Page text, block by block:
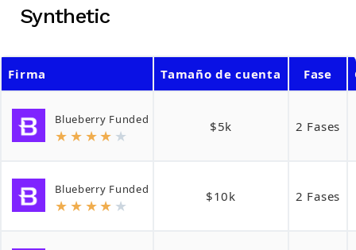
Synthetic
Firma Tamaño de cuenta Fase
Blueberry Funded
★ ★ ★★ ★ $5k 2 Fases
Blueberry Funded
★ ★ ★★ ★ $10k 2 Fases